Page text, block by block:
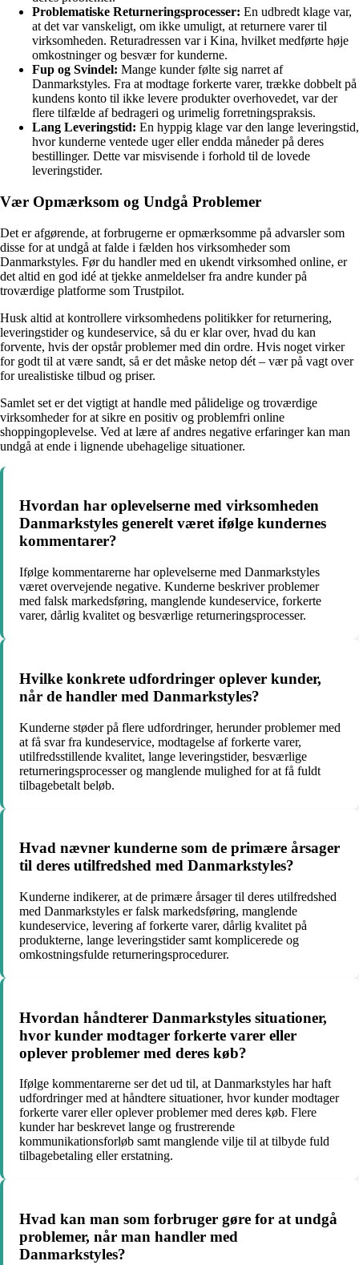
Problematiske Returneringsprocesser: En udbredt klage var,
at det var vanskeligt, om ikke umuligt, at returnere varer til
virksomheden. Returadressen var i Kina, hvilket medførte høje
omkostninger og besvær for kunderne.
Fup og Svindel: Mange kunder følte sig narret af
Danmarkstyles. Fra at modtage forkerte varer, trække dobbelt på
kundens konto til ikke levere produkter overhovedet, var der
flere tilfælde af bedrageri og urimelig forretningspraksis.
Lang Leveringstid: En hyppig klage var den lange leveringstid,
hvor kunderne ventede uger eller endda måneder på deres
bestillinger. Dette var misvisende i forhold til de lovede
leveringstider.
Vær Opmærksom og Undgå Problemer
Det er afgørende, at forbrugerne er opmærksomme på advarsler som
disse for at undgå at falde i fælden hos virksomheder som
Danmarkstyles. Før du handler med en ukendt virksomhed online, er
det altid en god idé at tjekke anmeldelser fra andre kunder på
troværdige platforme som Trustpilot.
Husk altid at kontrollere virksomhedens politikker for returnering,
leveringstider og kundeservice, så du er klar over, hvad du kan
forvente, hvis der opstår problemer med din ordre. Hvis noget virker
for godt til at være sandt, så er det måske netop dét – vær på vagt over
for urealistiske tilbud og priser.
Samlet set er det vigtigt at handle med pålidelige og troværdige
virksomheder for at sikre en positiv og problemfri online
shoppingoplevelse. Ved at lære af andres negative erfaringer kan man
undgå at ende i lignende ubehagelige situationer.
Hvordan har oplevelserne med virksomheden
Danmarkstyles generelt været ifølge kundernes
kommentarer?
Ifølge kommentarerne har oplevelserne med Danmarkstyles
været overvejende negative. Kunderne beskriver problemer
med falsk markedsføring, manglende kundeservice, forkerte
varer, dårlig kvalitet og besværlige returneringsprocesser.
Hvilke konkrete udfordringer oplever kunder,
når de handler med Danmarkstyles?
Kunderne støder på flere udfordringer, herunder problemer med
at få svar fra kundeservice, modtagelse af forkerte varer,
utilfredsstillende kvalitet, lange leveringstider, besværlige
returneringsprocesser og manglende mulighed for at få fuldt
tilbagebetalt beløb.
Hvad nævner kunderne som de primære årsager
til deres utilfredshed med Danmarkstyles?
Kunderne indikerer, at de primære årsager til deres utilfredshed
med Danmarkstyles er falsk markedsføring, manglende
kundeservice, levering af forkerte varer, dårlig kvalitet på
produkterne, lange leveringstider samt komplicerede og
omkostningsfulde returneringsprocedurer.
Hvordan håndterer Danmarkstyles situationer,
hvor kunder modtager forkerte varer eller
oplever problemer med deres køb?
Ifølge kommentarerne ser det ud til, at Danmarkstyles har haft
udfordringer med at håndtere situationer, hvor kunder modtager
forkerte varer eller oplever problemer med deres køb. Flere
kunder har beskrevet lange og frustrerende
kommunikationsforløb samt manglende vilje til at tilbyde fuld
tilbagebetaling eller erstatning.
Hvad kan man som forbruger gøre for at undgå
problemer, når man handler med
Danmarkstyles?